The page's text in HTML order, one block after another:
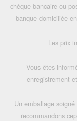
chèque bancaire ou
banque domiciliée
Les prix
Vous êtes
enregistrement
Un emballage
recommandons